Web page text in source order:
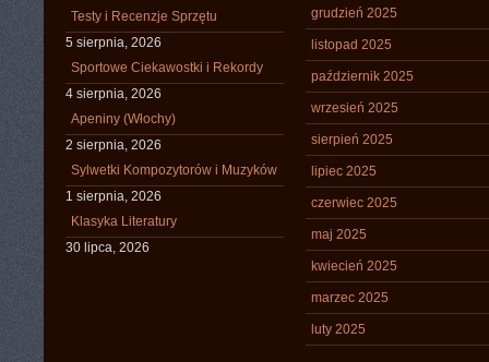
Testy i Recenzje Sprzętu
5 sierpnia, 2026
Sportowe Ciekawostki i Rekordy
4 sierpnia, 2026
Apeniny (Włochy)
2 sierpnia, 2026
Sylwetki Kompozytorów i Muzyków
1 sierpnia, 2026
Klasyka Literatury
30 lipca, 2026
grudzień 2025
listopad 2025
październik 2025
wrzesień 2025
sierpień 2025
lipiec 2025
czerwiec 2025
maj 2025
kwiecień 2025
marzec 2025
luty 2025